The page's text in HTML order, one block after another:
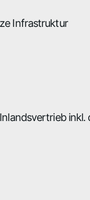
Infrastruktur
inkl.